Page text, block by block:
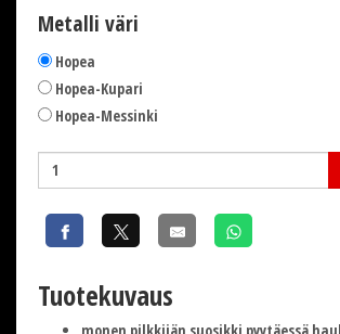
Metalli väri
Hopea
Hopea-Kupari
Hopea-Messinki
Tuotekuvaus